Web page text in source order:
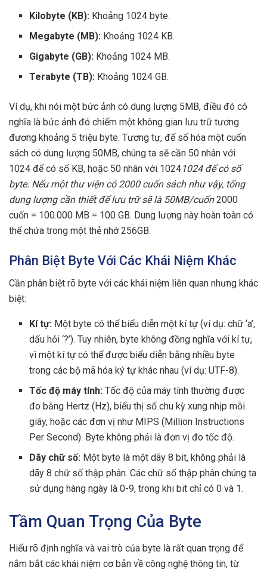
Kilobyte (KB): Khoảng 1024 byte.
Megabyte (MB): Khoảng 1024 KB.
Gigabyte (GB): Khoảng 1024 MB.
Terabyte (TB): Khoảng 1024 GB.
Ví dụ, khi nói một bức ảnh có dung lượng 5MB, điều đó có
nghĩa là bức ảnh đó chiếm một không gian lưu trữ tương
đương khoảng 5 triệu byte. Tương tự, để số hóa một cuốn
sách có dung lượng 50MB, chúng ta sẽ cần 50 nhân với
1024 để có số KB, hoặc 50 nhân với 10241024 để có số
byte. Nếu một thư viện có 2000 cuốn sách như vậy, tổng
dung lượng cần thiết để lưu trữ sẽ là 50MB/cuốn2000
cuốn = 100.000 MB = 100 GB. Dung lượng này hoàn toàn có
thể chứa trong một thẻ nhớ 256GB.
Phân Biệt Byte Với Các Khái Niệm Khác
Cần phân biệt rõ byte với các khái niệm liên quan nhưng khác
biệt:
Kí tự: Một byte có thể biểu diễn một kí tự (ví dụ: chữ ‘a’,
dấu hỏi ‘?’). Tuy nhiên, byte không đồng nghĩa với kí tự,
vì một kí tự có thể được biểu diễn bằng nhiều byte
trong các bộ mã hóa ký tự khác nhau (ví dụ: UTF-8).
Tốc độ máy tính: Tốc độ của máy tính thường được
đo bằng Hertz (Hz), biểu thị số chu kỳ xung nhịp mỗi
giây, hoặc các đơn vị như MIPS (Million Instructions
Per Second). Byte không phải là đơn vị đo tốc độ.
Dãy chữ số: Một byte là một dãy 8 bit, không phải là
dãy 8 chữ số thập phân. Các chữ số thập phân chúng ta
sử dụng hàng ngày là 0-9, trong khi bit chỉ có 0 và 1.
Tầm Quan Trọng Của Byte
Hiểu rõ định nghĩa và vai trò của byte là rất quan trọng để
nắm bắt các khái niệm cơ bản về công nghệ thông tin, từ